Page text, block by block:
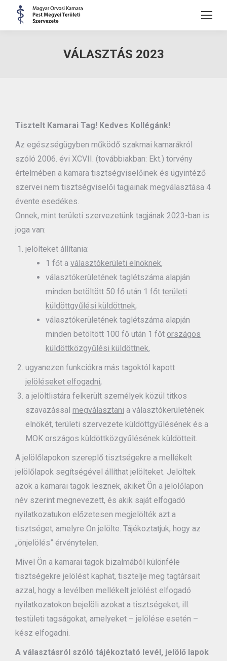
VÁLASZTÁS 2023
Tisztelt Kamarai Tag! Kedves Kollégánk!
Az egészségügyben működő szakmai kamarákról
szóló 2006. évi XCVII. (továbbiakban: Ekt.) törvény
értelmében a kamara tisztségviselőinek és ügyintéző
szervei nem tisztségviselői tagjainak megválasztása 4
évente esedékes.
Önnek, mint területi szervezetünk tagjának 2023-ban is
joga van:
jelölteket állítania:
1 főt a választókerületi elnöknek,
választókerületének taglétszáma alapján
minden betöltött 50 fő után 1 főt területi
küldöttgyűlési küldöttnek,
választókerületének taglétszáma alapján
minden betöltött 100 fő után 1 főt országos
küldöttközgyűlési küldöttnek,
ugyanezen funkciókra más tagoktól kapott
jelöléseket elfogadni,
a jelöltlistára felkerült személyek közül titkos
szavazással megválasztani a választókerületének
elnökét, területi szervezete küldöttgyűlésének és a
MOK országos küldöttközgyűlésének küldötteit.
A jelölőlapokon szereplő tisztségekre a mellékelt
jelölőlapok segítségével állíthat jelölteket. Jelöltek
azok a kamarai tagok lesznek, akiket Ön a jelölőlapon
név szerint megnevezett, és akik saját elfogadó
nyilatkozatukon előzetesen megjelölték azt a
tisztséget, amelyre Ön jelölte. Tájékoztatjuk, hogy az
„önjelölés” érvénytelen.
Mivel Ön a kamarai tagok bizalmából különféle
tisztségekre jelölést kaphat, tisztelje meg tagtársait
azzal, hogy a levélben mellékelt jelölést elfogadó
nyilatkozatokon bejelöli azokat a tisztségeket, ill.
testületi tagságokat, amelyeket – jelölése esetén –
kész elfogadni.
A választásról szóló tájékoztató levél, jelölő lapok